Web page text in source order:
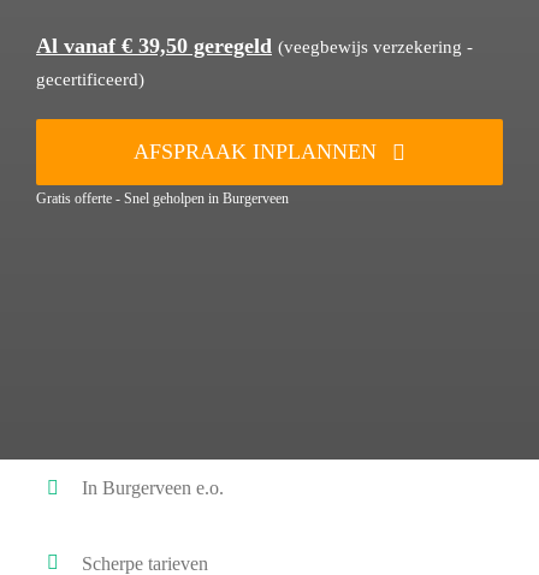
Al vanaf € 39,50 geregeld (veegbewijs verzekering -
gecertificeerd)
AFSPRAAK INPLANNEN
Gratis offerte - Snel geholpen in Burgerveen
In Burgerveen e.o.
Scherpe tarieven